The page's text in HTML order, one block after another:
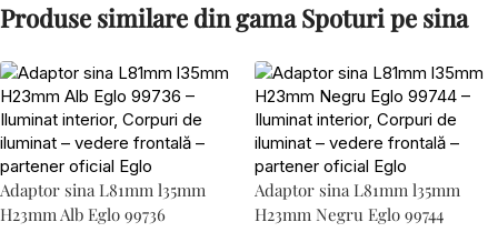
Produse similare din gama Spoturi pe sina
Adaptor sina L81mm l35mm
H23mm Alb Eglo 99736
Adaptor sina L81mm l35mm
H23mm Negru Eglo 99744